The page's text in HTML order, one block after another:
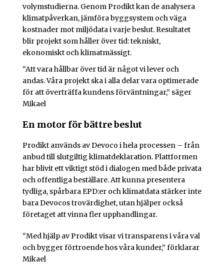
volymstudierna. Genom Prodikt kan de analysera
klimatpåverkan, jämföra byggsystem och väga
kostnader mot miljödata i varje beslut. Resultatet
blir projekt som håller över tid: tekniskt,
ekonomiskt och klimatmässigt.
“Att vara hållbar över tid är något vi lever och
andas. Våra projekt ska i alla delar vara optimerade
för att överträffa kundens förväntningar,” säger
Mikael
En motor för bättre beslut
Prodikt används av Devoco i hela processen – från
anbud till slutgiltig klimatdeklaration. Plattformen
har blivit ett viktigt stöd i dialogen med både privata
och offentliga beställare. Att kunna presentera
tydliga, spårbara EPD:er och klimatdata stärker inte
bara Devocos trovärdighet, utan hjälper också
företaget att vinna fler upphandlingar.
“Med hjälp av Prodikt visar vi transparens i våra val
och bygger förtroende hos våra kunder,” förklarar
Mikael